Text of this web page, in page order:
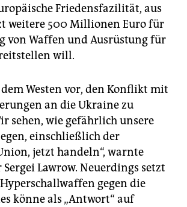
Friedensfazilität, aus
weitere 500 Millionen Euro für
von Waffen und Ausrüstung für
will.
Westen vor, den Konflikt mit
an die Ukraine zu
sehen, wie gefährlich unsere
einschließlich der
jetzt handeln“, warnte
Lawrow. Neuerdings setzt
gegen die
könne als „Antwort“ auf